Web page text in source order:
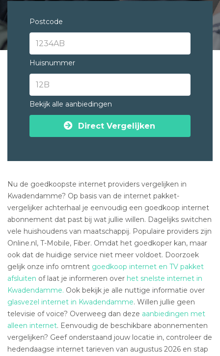
Postcode
Huisnummer
Bekijk alle aanbiedingen
Direct Vergelijken
Nu de goedkoopste internet providers vergelijken in
Kwadendamme? Op basis van de internet pakket-
vergelijker achterhaal je eenvoudig een goedkoop internet
abonnement dat past bij wat jullie willen. Dagelijks switchen
vele huishoudens van maatschappij. Populaire providers zijn
Online.nl, T-Mobile, Fiber. Omdat het goedkoper kan, maar
ook dat de huidige service niet meer voldoet. Doorzoek
gelijk onze info omtrent goedkoop internet en TV pakket
afsluiten of laat je informeren over het snelste internet in
Kwadendamme. Ook bekijk je alle nuttige informatie over
glasvezel internet in Kwadendamme. Willen jullie geen
televisie of voice? Overweeg dan deze aanbiedingen met
alleen internet. Eenvoudig de beschikbare abonnementen
vergelijken? Geef onderstaand jouw locatie in, controleer de
hedendaagse internet tarieven van augustus 2026 en stap